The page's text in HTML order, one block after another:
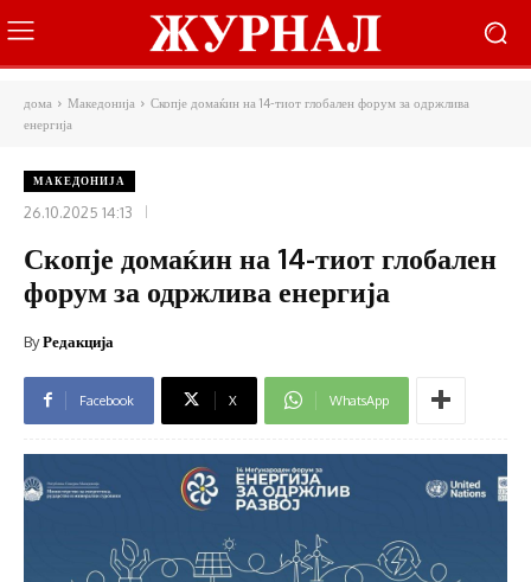
дома Македонија
Скопје домаќин на 14-тиот глобален форум за одржлива
енергија
МАКЕДОНИЈА
26.10.2025 14:13
Скопје домаќин на 14-тиот глобален
форум за одржлива енергија
ByРедакција
Facebook X WhatsApp